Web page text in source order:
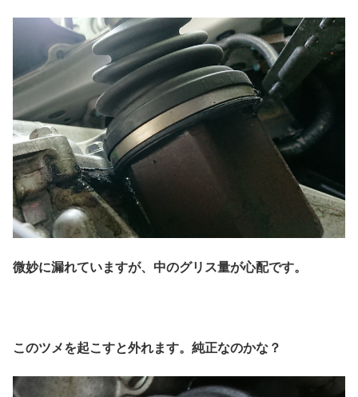
微妙に漏れていますが、中のグリス量が心配です。
このツメを起こすと外れます。純正なのかな？